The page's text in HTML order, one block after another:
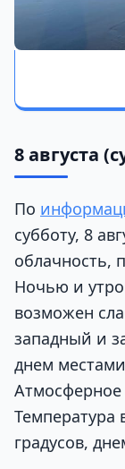
8 августа
По
субботу, 8
облачность,
Ночью и
возможен
западный и
днем
Атмосферное
Температура
градусов,